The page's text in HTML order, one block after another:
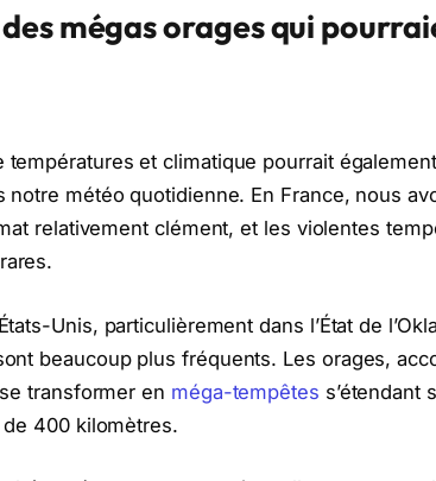
mégas orages qui
températures et climatique pourrait
notre météo quotidienne. En France, nous
relativement clément, et les violentes
Unis, particulièrement dans l’État de
beaucoup plus fréquents. Les orages,
transformer en méga-tempêtes s’étendant
400 kilomètres.